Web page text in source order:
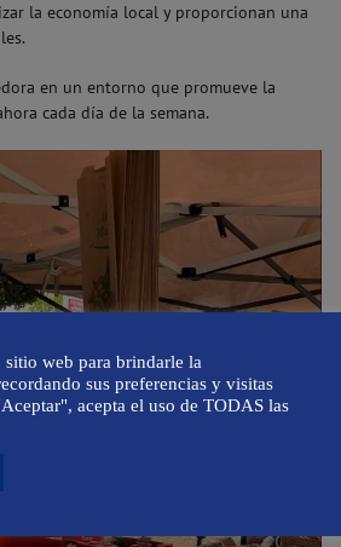
la economía local y proporcionan una
en un entorno que promueve la
cada día de la semana.
sitio web para brindarle la
sus preferencias y visitas
acepta el uso de TODAS las